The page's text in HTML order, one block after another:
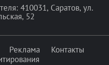
410031, Саратов, ул.
52
Реклама
Контакты